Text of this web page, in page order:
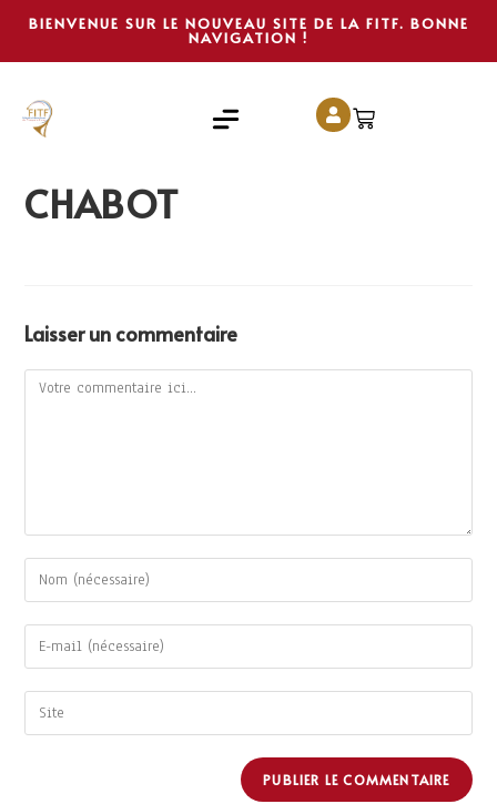
BIENVENUE SUR LE NOUVEAU SITE DE LA FITF. BONNE
NAVIGATION !
CHABOT
Laisser un commentaire